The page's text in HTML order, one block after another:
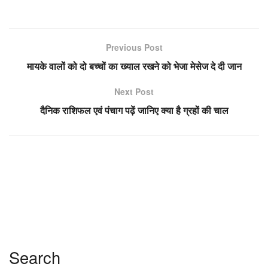
Previous Post
मायके वालों को दो बच्चों का ख्याल रखने को भेजा मेसेज दे दी जान
Next Post
दैनिक राशिफल एवं पंचाग पढ़ें जानिए क्या है ग्रहों की चाल
Search